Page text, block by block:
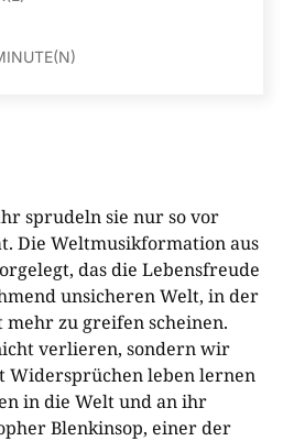
sprudeln sie nur so vor
Die Weltmusikformation aus
das die Lebensfreude
unsicheren Welt, in der
zu greifen scheinen.
verlieren, sondern wir
Widersprüchen leben lernen
in die Welt und an ihr
Blenkinsop, einer der